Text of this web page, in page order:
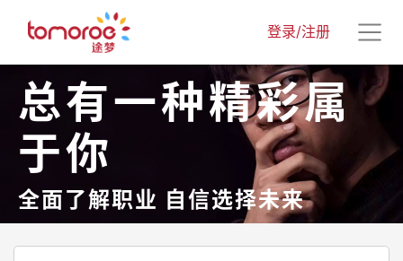
登录/注册
总有一种精彩属
于你
全面了解职业 自信选择未来